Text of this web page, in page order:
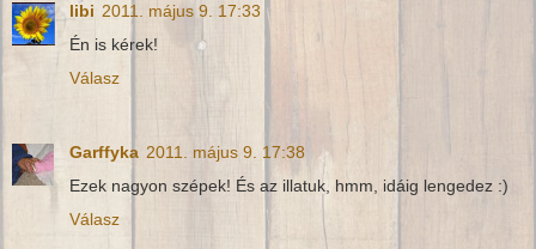
libi 2011. május 9. 17:33
Én is kérek!
Válasz
Garffyka 2011. május 9. 17:38
Ezek nagyon szépek! És az illatuk, hmm, idáig lengedez :)
Válasz